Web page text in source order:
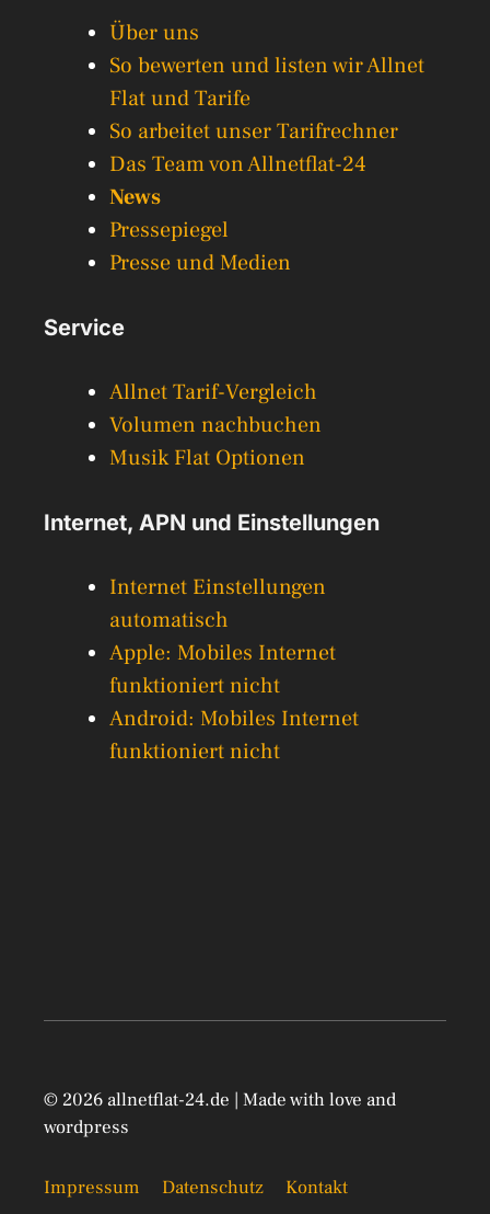
Über uns
So bewerten und listen wir Allnet
Flat und Tarife
So arbeitet unser Tarifrechner
Das Team von Allnetflat-24
News
Pressepiegel
Presse und Medien
Service
Allnet Tarif-Vergleich
Volumen nachbuchen
Musik Flat Optionen
Internet, APN und Einstellungen
Internet Einstellungen
automatisch
Apple: Mobiles Internet
funktioniert nicht
Android: Mobiles Internet
funktioniert nicht
© 2026 allnetflat-24.de | Made with love and
wordpress
Impressum Datenschutz Kontakt